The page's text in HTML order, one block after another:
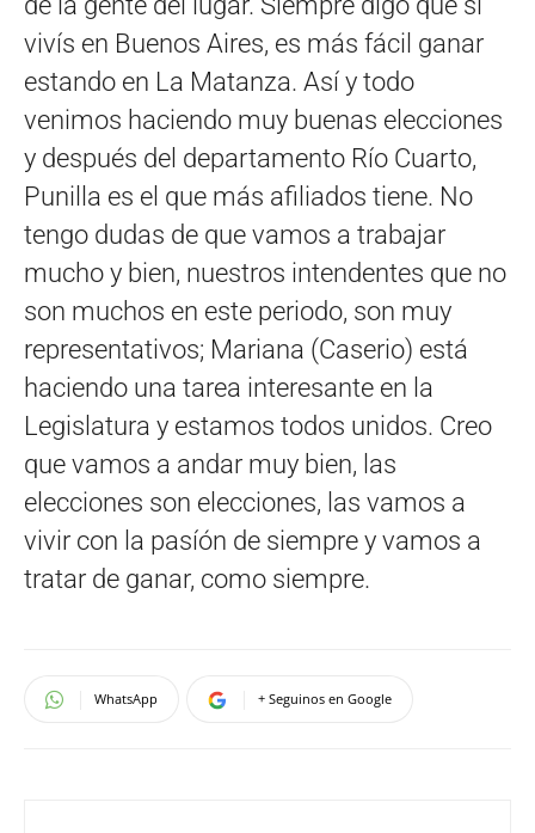
vivís en Buenos Aires, es más fácil ganar
estando en La Matanza. Así y todo
venimos haciendo muy buenas elecciones
y después del departamento Río Cuarto,
Punilla es el que más afiliados tiene. No
tengo dudas de que vamos a trabajar
mucho y bien, nuestros intendentes que no
son muchos en este periodo, son muy
representativos; Mariana (Caserio) está
haciendo una tarea interesante en la
Legislatura y estamos todos unidos. Creo
que vamos a andar muy bien, las
elecciones son elecciones, las vamos a
vivir con la pasíón de siempre y vamos a
tratar de ganar, como siempre.
WhatsApp + Seguinos en Google